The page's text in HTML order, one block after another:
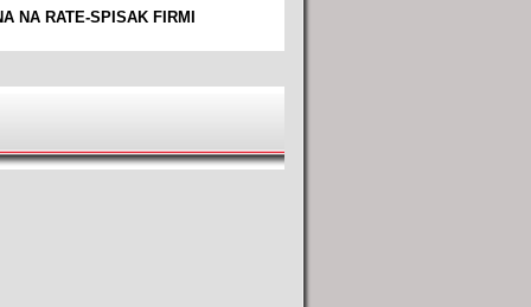
NA RATE-SPISAK FIRMI